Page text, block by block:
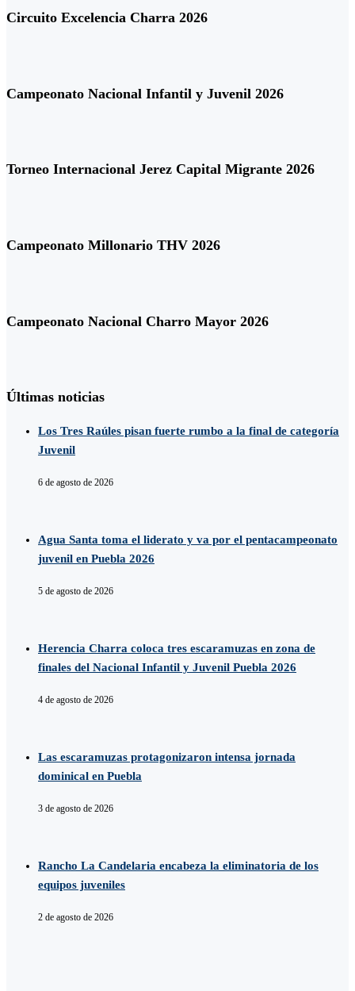
Circuito Excelencia Charra 2026
Campeonato Nacional Infantil y Juvenil 2026
Torneo Internacional Jerez Capital Migrante 2026
Campeonato Millonario THV 2026
Campeonato Nacional Charro Mayor 2026
Últimas noticias
Los Tres Raúles pisan fuerte rumbo a la final de categoría
Juvenil
6 de agosto de 2026
Agua Santa toma el liderato y va por el pentacampeonato
juvenil en Puebla 2026
5 de agosto de 2026
Herencia Charra coloca tres escaramuzas en zona de
finales del Nacional Infantil y Juvenil Puebla 2026
4 de agosto de 2026
Las escaramuzas protagonizaron intensa jornada
dominical en Puebla
3 de agosto de 2026
Rancho La Candelaria encabeza la eliminatoria de los
equipos juveniles
2 de agosto de 2026